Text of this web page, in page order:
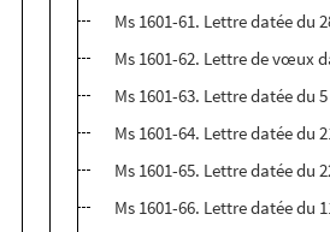
Ms 1601-61. Lettre datée du
Ms 1601-62. Lettre de vœux
Ms 1601-63. Lettre datée du
Ms 1601-64. Lettre datée du
Ms 1601-65. Lettre datée du
Ms 1601-66. Lettre datée du